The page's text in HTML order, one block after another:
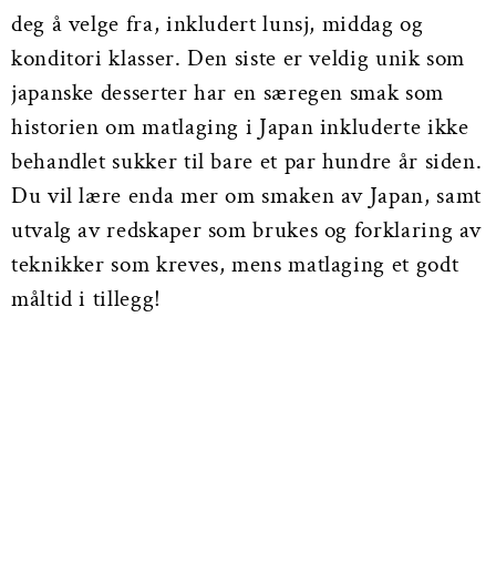
deg å velge fra, inkludert lunsj, middag og
konditori klasser. Den siste er veldig unik som
japanske desserter har en særegen smak som
historien om matlaging i Japan inkluderte ikke
behandlet sukker til bare et par hundre år siden.
Du vil lære enda mer om smaken av Japan, samt
utvalg av redskaper som brukes og forklaring av
teknikker som kreves, mens matlaging et godt
måltid i tillegg!